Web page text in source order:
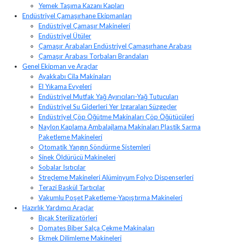
Yemek Taşıma Kazanı Kapları
Endüstriyel Çamaşırhane Ekipmanları
Endüstriyel Çamaşır Makineleri
Endüstriyel Ütüler
Çamaşır Arabaları Endüstriyel Çamaşırhane Arabası
Çamaşır Arabası Torbaları Brandaları
Genel Ekipman ve Araçlar
Ayakkabı Cila Makinaları
El Yıkama Evyeleri
Endüstriyel Mutfak Yağ Ayırıcıları-Yağ Tutucuları
Endüstriyel Su Giderleri Yer Izgaraları Süzgeçler
Endüstriyel Çöp Öğütme Makinaları Çöp Öğütücüleri
Naylon Kaplama Ambalajlama Makinaları Plastik Sarma
Paketleme Makineleri
Otomatik Yangın Söndürme Sistemleri
Sinek Öldürücü Makineleri
Sobalar Isıtıcılar
Streçleme Makineleri Alüminyum Folyo Dispenserleri
Terazi Baskül Tartıcılar
Vakumlu Poşet Paketleme-Yapıştırma Makineleri
Hazırlık Yardımcı Araçlar
Bıçak Sterilizatörleri
Domates Biber Salça Çekme Makinaları
Ekmek Dilimleme Makineleri